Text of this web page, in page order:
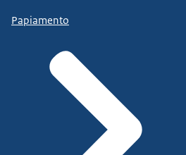
Papiamento